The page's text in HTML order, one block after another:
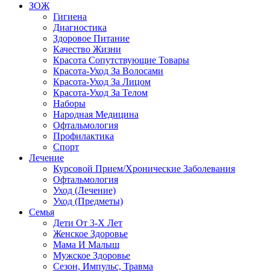
ЗОЖ
Гигиена
Диагностика
Здоровое Питание
Качество Жизни
Красота Сопутствующие Товары
Красота-Уход За Волосами
Красота-Уход За Лицом
Красота-Уход За Телом
Наборы
Народная Медицина
Офтальмология
Профилактика
Спорт
Лечение
Курсовой Прием/Хронические Заболевания
Офтальмология
Уход (Лечение)
Уход (Предметы)
Семья
Дети От 3-Х Лет
Женское Здоровье
Мама И Малыш
Мужское Здоровье
Сезон, Импульс, Травма